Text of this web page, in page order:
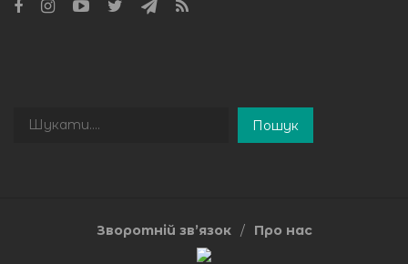
Пошук
Пошук
Зворотній зв’язок Про нас